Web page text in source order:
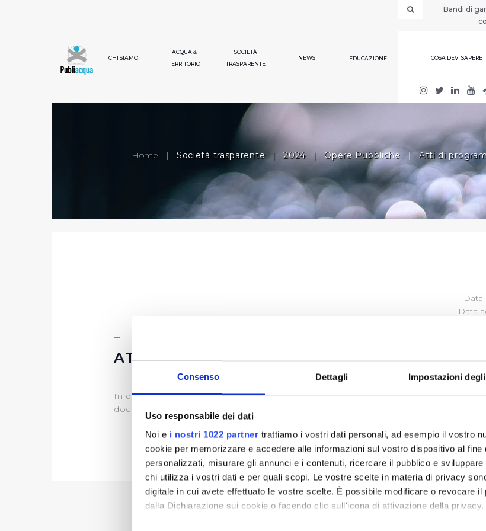
Consenso Dettagli Impostazioni
Uso responsabile dei dati
Noi e i nostri 1022 partner trattiamo i vostri dati personali, ad esempio il vostro
cookie per memorizzare e accedere alle informazioni sul vostro dispositivo al fine
personalizzati, misurare gli annunci e i contenuti, ricercare il pubblico e
chi utilizza i vostri dati e per quali scopi. Le vostre scelte in materia di privacy
digitale in cui avete effettuato le vostre scelte. È possibile modificare o revocare
dalla Dichiarazione sui cookie o facendo clic sull'icona di attivazione della privacy.
Bandi di
CHI SIAMO
ACQUA &
TERRITORIO
SOCIETÀ
TRASPARENTE
NEWS EDUCAZIONE COSA DEVI SAPERE
Home | Società trasparente | 2024 | Opere Pubbliche | Atti di
Data
Data
ATTI DI PROGRAMMAZIONE DELLE OPERE
In questa sezione puoi trovare ilprogramma degli interventi di Publiacqua 2020 -
documentazione) e il